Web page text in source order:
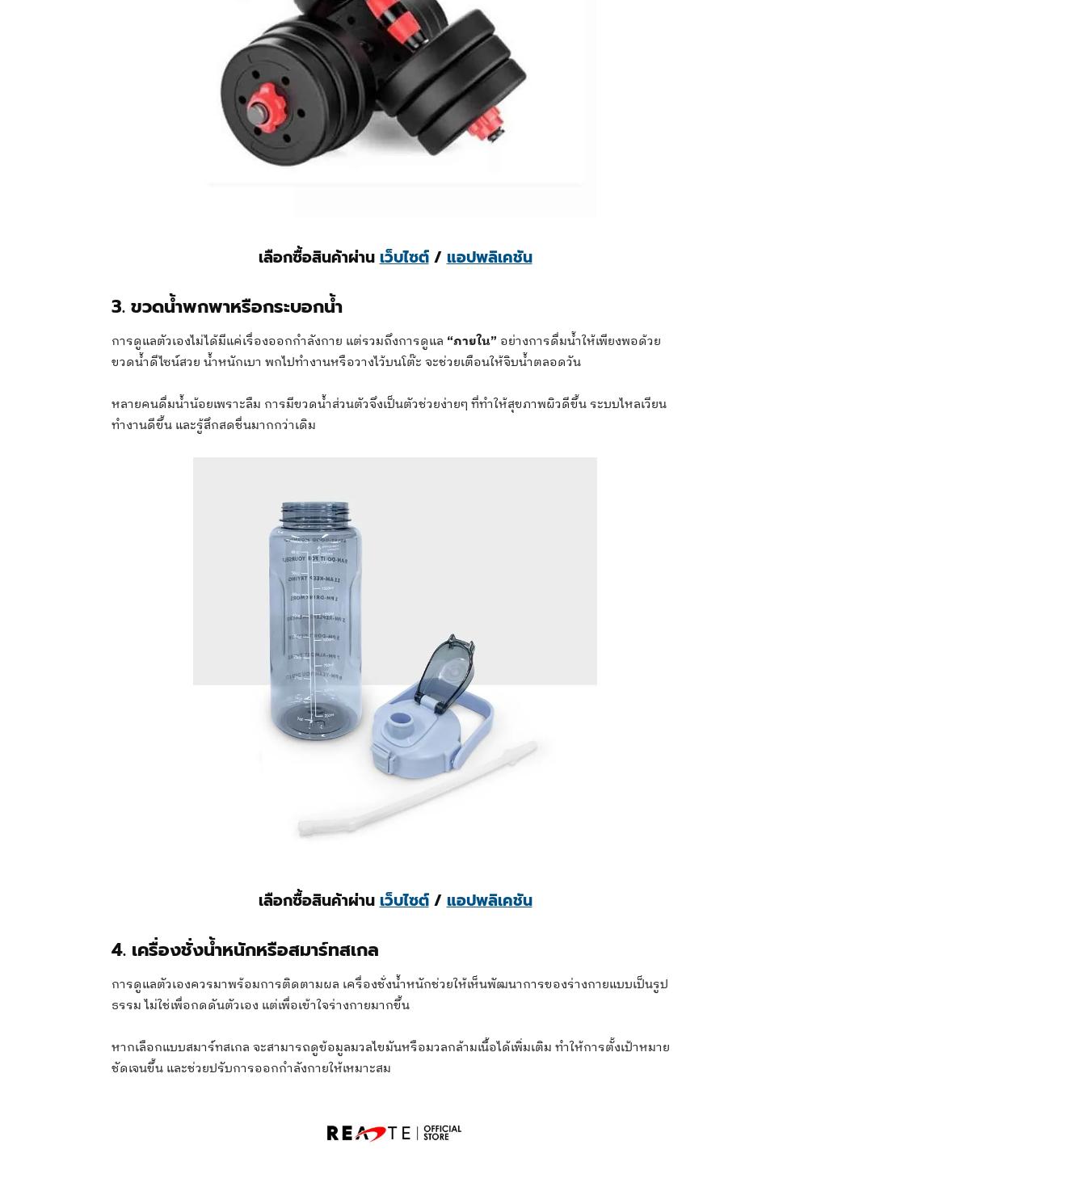
เลือกซื้อสินค้าผ่านเว็บไซต์/แอปพลิเคชัน
3. ขวดน้ำพกพาหรือกระบอกน้ำ
การดูแลตัวเองไม่ได้มีแค่เรื่องออกกำลังกาย แต่รวมถึงการดูแล “ภายใน” อย่างการดื่มน้ำให้เพียงพอด้วย
ขวดน้ำดีไซน์สวย น้ำหนักเบา พกไปทำงานหรือวางไว้บนโต๊ะ จะช่วยเตือนให้จิบน้ำตลอดวัน
หลายคนดื่มน้ำน้อยเพราะลืม การมีขวดน้ำส่วนตัวจึงเป็นตัวช่วยง่ายๆ ที่ทำให้สุขภาพผิวดีขึ้น ระบบไหลเวียน
ทำงานดีขึ้น และรู้สึกสดชื่นมากกว่าเดิม
เลือกซื้อสินค้าผ่านเว็บไซต์/แอปพลิเคชัน
4. เครื่องชั่งน้ำหนักหรือสมาร์ทสเกล
การดูแลตัวเองควรมาพร้อมการติดตามผล เครื่องชั่งน้ำหนักช่วยให้เห็นพัฒนาการของร่างกายแบบเป็นรูป
ธรรม ไม่ใช่เพื่อกดดันตัวเอง แต่เพื่อเข้าใจร่างกายมากขึ้น
หากเลือกแบบสมาร์ทสเกล จะสามารถดูข้อมูลมวลไขมันหรือมวลกล้ามเนื้อได้เพิ่มเติม ทำให้การตั้งเป้าหมาย
ชัดเจนขึ้น และช่วยปรับการออกกำลังกายให้เหมาะสม